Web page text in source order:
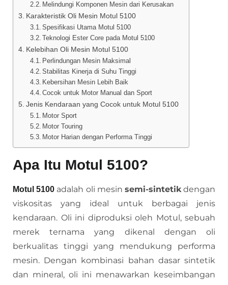
Melindungi Komponen Mesin dari Kerusakan
Karakteristik Oli Mesin Motul 5100
Spesifikasi Utama Motul 5100
Teknologi Ester Core pada Motul 5100
Kelebihan Oli Mesin Motul 5100
Perlindungan Mesin Maksimal
Stabilitas Kinerja di Suhu Tinggi
Kebersihan Mesin Lebih Baik
Cocok untuk Motor Manual dan Sport
Jenis Kendaraan yang Cocok untuk Motul 5100
Motor Sport
Motor Touring
Motor Harian dengan Performa Tinggi
Apa Itu Motul 5100?
Motul 5100 adalah oli mesin semi-sintetikdengan
viskositas yang ideal untuk berbagai jenis
kendaraan. Oli ini diproduksi oleh Motul, sebuah
merek ternama yang dikenal dengan oli
berkualitas tinggi yang mendukung performa
mesin. Dengan kombinasi bahan dasar sintetik
dan mineral, oli ini menawarkan keseimbangan